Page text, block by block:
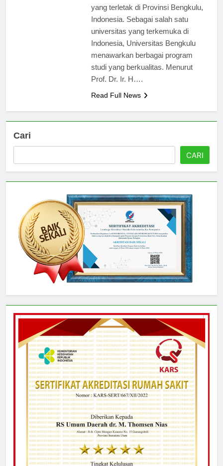
yang terletak di Provinsi Bengkulu,
Indonesia. Sebagai salah satu
universitas yang terkemuka di
Indonesia, Universitas Bengkulu
menawarkan berbagai program
studi yang berkualitas. Menurut
Prof. Dr. Ir. H….
Read Full News
Cari
CARI